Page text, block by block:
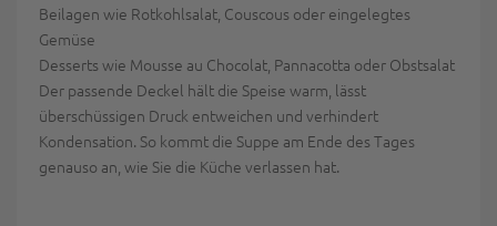
Beilagen wie Rotkohlsalat, Couscous oder eingelegtes
Gemüse
Desserts wie Mousse au Chocolat, Pannacotta oder Obstsalat
Der passende Deckel hält die Speise warm, lässt
überschüssigen Druck entweichen und verhindert
Kondensation. So kommt die Suppe am Ende des Tages
genauso an, wie Sie die Küche verlassen hat.